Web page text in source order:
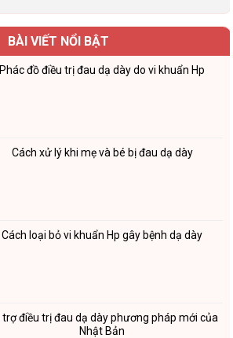
BÀI VIẾT NỔI BẬT
Phác đồ điều trị đau dạ dày do vi khuẩn Hp
Cách xử lý khi mẹ và bé bị đau dạ dày
Cách loại bỏ vi khuẩn Hp gây bệnh dạ dày
trợ điều trị đau dạ dày phương pháp mới của
Nhật Bản